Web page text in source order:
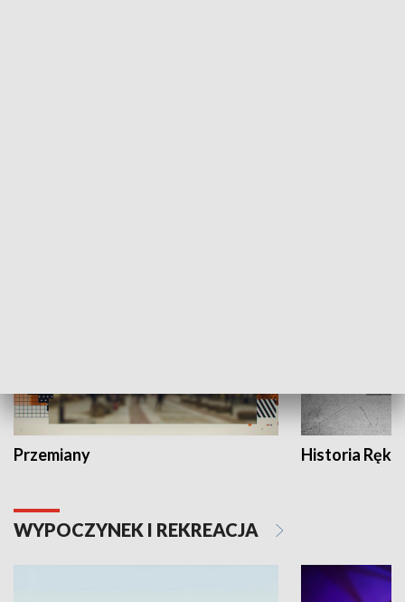
Przemiany Historia Ręką
WYPOCZYNEK I REKREACJA